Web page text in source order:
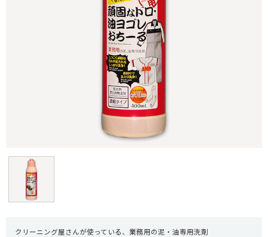
クリーニング屋さんが使っている、業務用の泥・油専用洗剤